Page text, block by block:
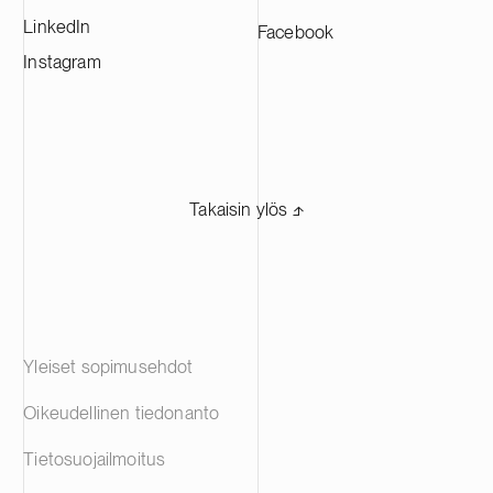
LinkedIn
Instagram
Facebook
Takaisin ylös ⬏
Yleiset sopimusehdot
Oikeudellinen tiedonanto
Tietosuojailmoitus